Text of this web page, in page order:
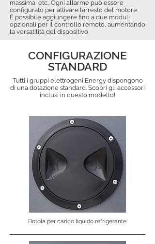
massima, etc.. Ogni allarme può essere
configurato per attivare l’arresto del motore.
È possibile aggiungere fino a due moduli
opzionali per il controllo remoto, aumentando
la versatilità del dispositivo.
CONFIGURAZIONE
STANDARD
Tutti i gruppi elettrogeni Energy dispongono
di una dotazione standard. Scopri gli accessori
inclusi in questo modello!
Botola per carico liquido refrigerante.